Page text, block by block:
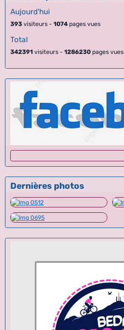
Aujourd'hui
393 visiteurs - 1074 pages vues
Total
342391 visiteurs - 1286230 pages vues
Dernières photos